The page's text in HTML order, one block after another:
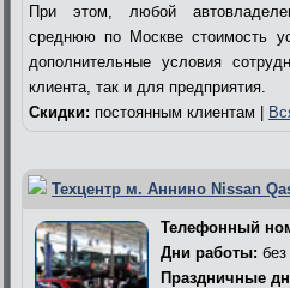
При этом, любой
среднюю по Москве стоимость
дополнительные условия
клиента, так и для предприятия.
Скидки: постоянным клиентам |
Техцентр м. Аннино Nissan
Телефонный
Дни работы:
Праздничные